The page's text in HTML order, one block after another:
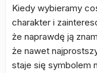
Kiedy wybieramy
charakter i
że naprawdę ją
że nawet
staje się symbolem